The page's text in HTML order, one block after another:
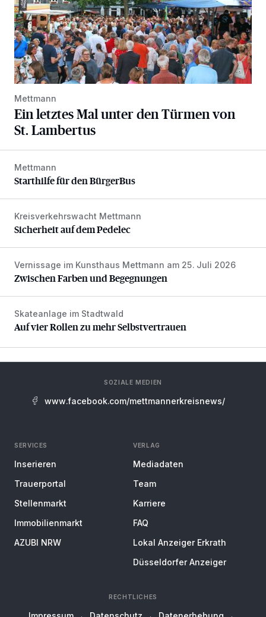
Mettmann
Ein letztes Mal unter den Türmen von
St. Lambertus
Starthilfe für den BürgerBus
Mettmann
Starthilfe für den BürgerBus
Sicherheit auf dem Pedelec
Kreisverkehrswacht Mettmann
Sicherheit auf dem Pedelec
Zwischen Farben und Begegnungen
Vernissage im Kunsthaus Mettmann am 25. Juli 2026
Zwischen Farben und Begegnungen
Auf vier Rollen zu mehr Selbstvertrauen
Skateanlage im Stadtwald
Auf vier Rollen zu mehr Selbstvertrauen
SOZIALE MEDIEN
www.facebook.com/mettmannerkreisnews/
SERVICES
Inserieren
Trauerportal
Stellenmarkt
Immobilienmarkt
AZUBI NRW
VERLAG
Mediadaten
Team
Karriere
FAQ
Lokal Anzeiger Erkrath
Düsseldorfer Anzeiger
RECHTLICHES